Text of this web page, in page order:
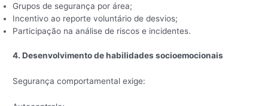
Grupos de segurança por área;
Incentivo ao reporte voluntário de desvios;
Participação na análise de riscos e incidentes.
4. Desenvolvimento de habilidades socioemocionais
Segurança comportamental exige: